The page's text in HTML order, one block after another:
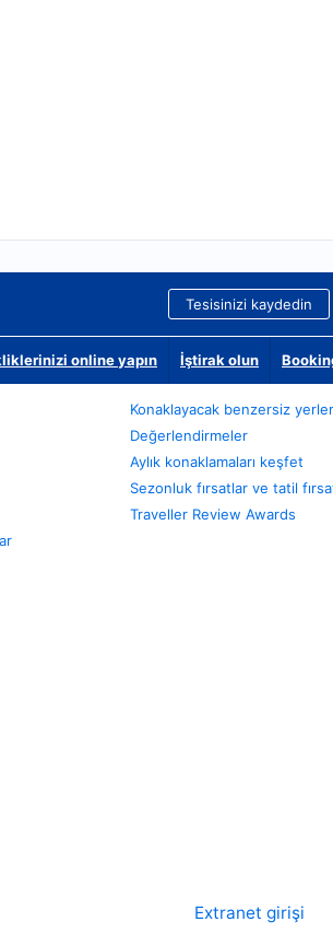
Tesisinizi kaydedin
online yapın İştirak olun
Konaklayacak benzersiz yerler
Değerlendirmeler
Aylık konaklamaları keşfet
Sezonluk fırsatlar ve tatil
Traveller Review Awards
Extranet girişi